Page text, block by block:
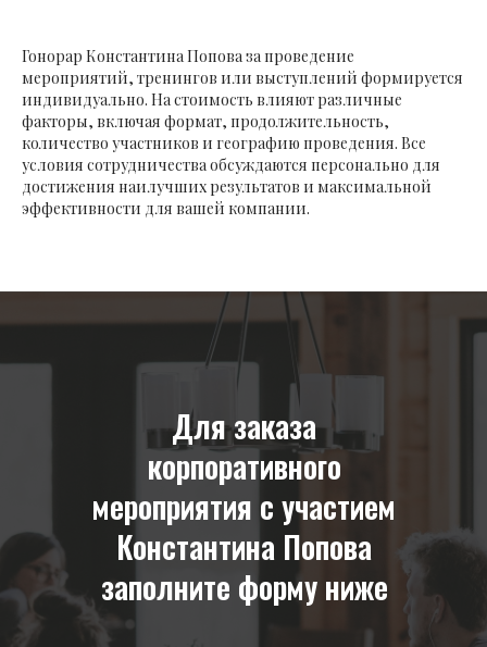
Гонорар Константина Попова за проведение
мероприятий, тренингов или выступлений формируется
индивидуально. На стоимость влияют различные
факторы, включая формат, продолжительность,
количество участников и географию проведения. Все
условия сотрудничества обсуждаются персонально для
достижения наилучших результатов и максимальной
эффективности для вашей компании.
Для заказа
корпоративного
мероприятия с участием
Константина Попова
заполните форму ниже